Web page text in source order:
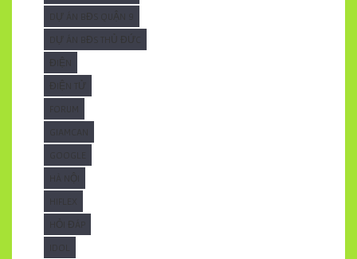
DỰ ÁN BĐS QUẬN 9
DỰ ÁN BĐS THỦ ĐỨC
ĐIỆN
ĐIỆN TỬ
GIAMCAN
HÀ NỘI
HỎI ĐÁP